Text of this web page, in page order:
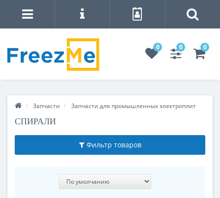
0 0 0
Запчасти Запчасти для промышленных электроплит
СПИРАЛИ
Фильтр товаров